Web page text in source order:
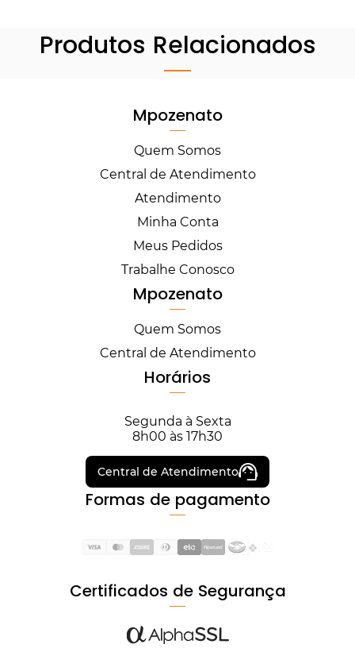
Produtos Relacionados
Mpozenato
Quem Somos
Central de Atendimento
Atendimento
Minha Conta
Meus Pedidos
Trabalhe Conosco
Mpozenato
Quem Somos
Central de Atendimento
Horários
Segunda à Sexta
8h00 às 17h30
Central de Atendimento
Formas de pagamento
Certificados de Segurança